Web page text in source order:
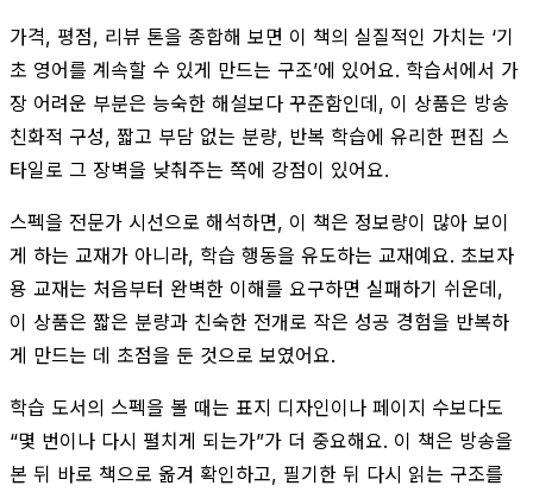
가격, 평점, 리뷰 톤을 종합해 보면 이 책의 실질적인 가치는 ‘기
초 영어를 계속할 수 있게 만드는 구조’에 있어요. 학습서에서 가
장 어려운 부분은 능숙한 해설보다 꾸준함인데, 이 상품은 방송
친화적 구성, 짧고 부담 없는 분량, 반복 학습에 유리한 편집 스
타일로 그 장벽을 낮춰주는 쪽에 강점이 있어요.
스펙을 전문가 시선으로 해석하면, 이 책은 정보량이 많아 보이
게 하는 교재가 아니라, 학습 행동을 유도하는 교재예요. 초보자
용 교재는 처음부터 완벽한 이해를 요구하면 실패하기 쉬운데,
이 상품은 짧은 분량과 친숙한 전개로 작은 성공 경험을 반복하
게 만드는 데 초점을 둔 것으로 보였어요.
학습 도서의 스펙을 볼 때는 표지 디자인이나 페이지 수보다도
“몇 번이나 다시 펼치게 되는가”가 더 중요해요. 이 책은 방송을
본 뒤 바로 책으로 옮겨 확인하고, 필기한 뒤 다시 읽는 구조를